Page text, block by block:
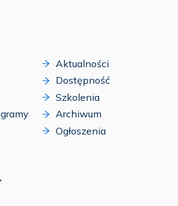
Aktualności
Dostępność
Szkolenia
Archiwum
Ogłoszenia